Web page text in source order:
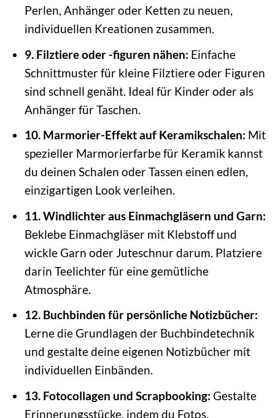
Perlen, Anhänger oder Ketten zu neuen,
individuellen Kreationen zusammen.
9. Filztiere oder -figuren nähen: Einfache
Schnittmuster für kleine Filztiere oder Figuren
sind schnell genäht. Ideal für Kinder oder als
Anhänger für Taschen.
10. Marmorier-Effekt auf Keramikschalen: Mit
spezieller Marmorierfarbe für Keramik kannst
du deinen Schalen oder Tassen einen edlen,
einzigartigen Look verleihen.
11. Windlichter aus Einmachgläsern und Garn:
Beklebe Einmachgläser mit Klebstoff und
wickle Garn oder Juteschnur darum. Platziere
darin Teelichter für eine gemütliche
Atmosphäre.
12. Buchbinden für persönliche Notizbücher:
Lerne die Grundlagen der Buchbindetechnik
und gestalte deine eigenen Notizbücher mit
individuellen Einbänden.
13. Fotocollagen und Scrapbooking: Gestalte
Erinnerungsstücke, indem du Fotos,